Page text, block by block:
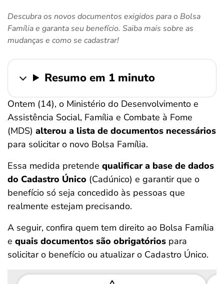
ferramentas
Descubra os novos documentos exigidos para o Bolsa
Família e garanta seu benefício. Saiba mais sobre as
mudanças e como se cadastrar!
Resumo em 1 minuto
Ontem (14), o Ministério do Desenvolvimento e
Assistência Social, Família e Combate à Fome
(MDS) alterou a lista de documentos necessários
para solicitar o novo Bolsa Família.
Essa medida pretende qualificar a base de dados
do Cadastro Único (Cadúnico) e garantir que o
benefício só seja concedido às pessoas que
realmente estejam precisando.
A seguir, confira quem tem direito ao Bolsa Família
e quais documentos são obrigatórios para
solicitar o benefício ou atualizar o Cadastro Único.